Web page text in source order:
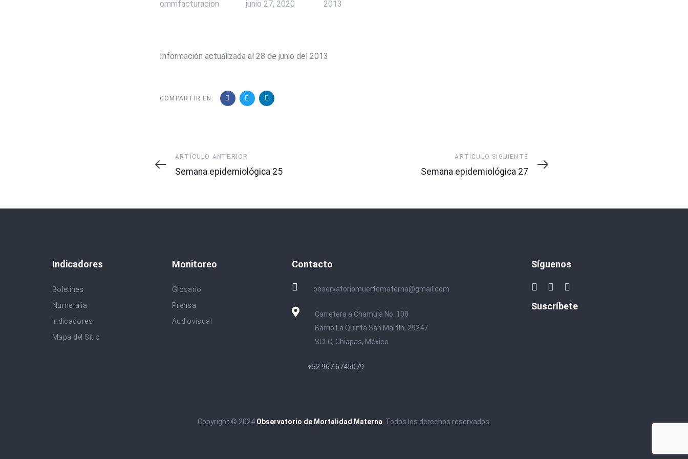
ommfacturacion junio 27, 2020 2013
Información actualizada al 28 de junio del 2013
COMPARTIR EN:
Artículo
Anterior
ARTÍCULO ANTERIOR
Semana epidemiológica 25
Siguiente
ARTÍCULO SIGUIENTE
Semana epidemiológica 27
Indicadores
Boletines
Numeralia
Indicadores
Mapa del Sitio
Monitoreo
Glosario
Prensa
Audiovisual
Contacto
observatoriomuertematerna@gmail.com
Carretera a Chamula No. 108
Barrio La Quinta San Martín, 29247
SCLC, Chiapas, México
+52 967 6745079
Síguenos
Suscríbete
Copyright © 2024 Observatorio de Mortalidad Materna . Todos los derechos reservados.